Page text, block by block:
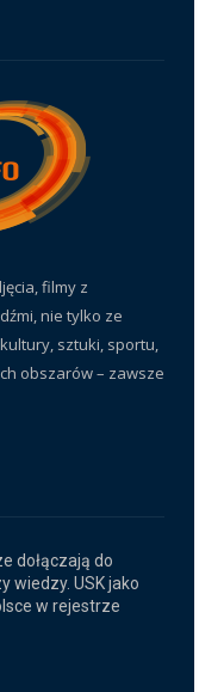
filmy z
nie tylko ze
sztuki, sportu,
obszarów – zawsze
dołączają do
wiedzy. USK jako
w rejestrze